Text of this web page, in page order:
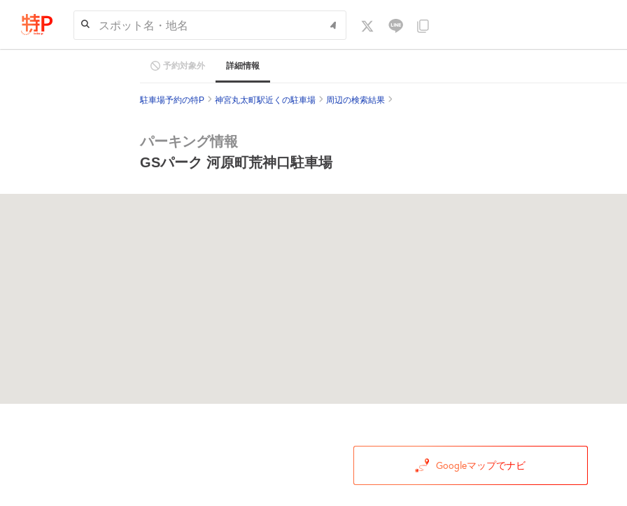
スポット名・地名
予約対象外 詳細情報
駐車場予約の特P 神宮丸太町駅近くの駐車場 周辺の検索結果
パーキング情報
GSパーク 河原町荒神口駐車場
Googleマップでナビ